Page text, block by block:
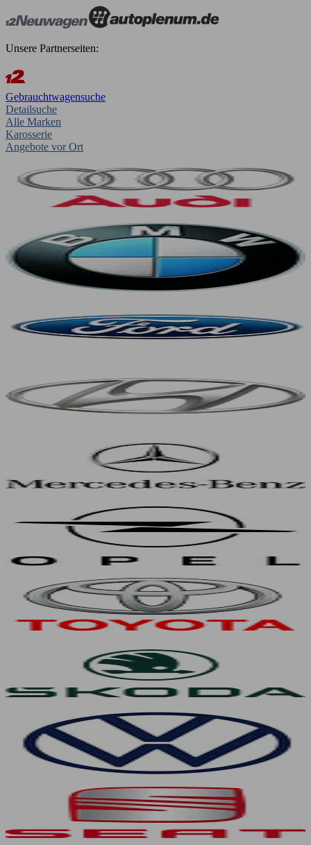
Unsere Partnerseiten:
Gebrauchtwagensuche
Detailsuche
Alle Marken
Karosserie
Angebote vor Ort